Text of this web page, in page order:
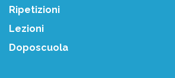
Ripetizioni
Lezioni
Doposcuola